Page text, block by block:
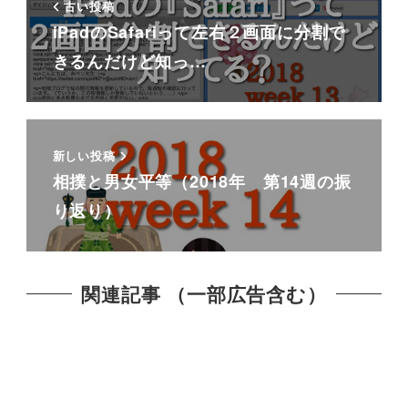
古い投稿
iPadのSafariって左右２画面に分割で
きるんだけど知っ…
新しい投稿
相撲と男女平等（2018年 第14週の振
り返り）
関連記事 （一部広告含む）